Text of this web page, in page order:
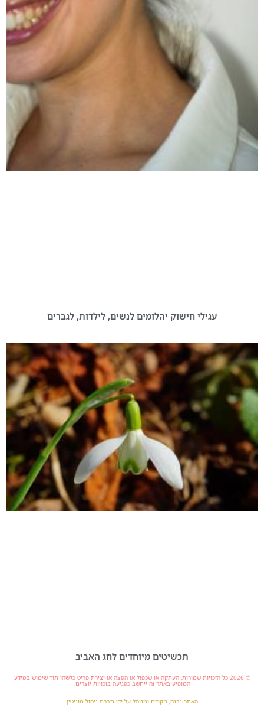
עגילי חישוק יהלומים לנשים, לילדות, לגברים
תכשיטים מיוחדים לחג האביב
© 2026 כל הזכויות שמורות. העתקה או שכפול או הפצה או יצירת פריט כלשהו תוך שימוש במידע
המופיע באתר זה ייחשב כפגיעה בזכויות יוצרים.
האתר נבנה, מקודם ומנוהל על ידי חברת ניהול מוניטין